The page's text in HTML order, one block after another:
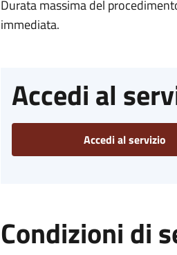
Durata massima del
immediata.
Accedi al
Accedi al servizio
Condizioni di